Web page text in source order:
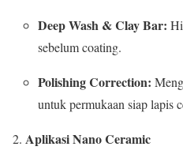
Deep Wash & Clay Bar:
sebelum coating.
Polishing Correction:
untuk permukaan siap lapis
Aplikasi Nano Ceramic